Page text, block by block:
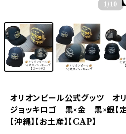
1 /10
オリオンビール公式グッツ オ
ジョッキロゴ 黒×金 黒×銀【定番
【沖縄】【お土産】【CAP】